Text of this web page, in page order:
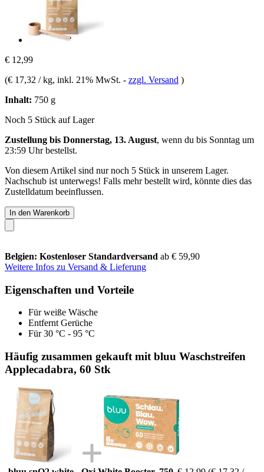
€ 12,99
(€ 17,32 / kg, inkl. 21% MwSt. - zzgl. Versand )
Inhalt: 750 g
Noch 5 Stück auf Lager
Zustellung bis Donnerstag, 13. August, wenn du bis Sonntag um
23:59 Uhrbestellst.
Von diesem Artikel sind nur noch 5 Stück in unserem Lager.
Nachschub ist unterwegs! Falls mehr bestellt wird, könnte dies das
Zustelldatum beeinflussen.
In den Warenkorb
Belgien: Kostenloser Standardversand ab € 59,90
Weitere Infos zu Versand & Lieferung
Eigenschaften und Vorteile
Für weiße Wäsche
Entfernt Gerüche
Für 30 °C - 95 °C
Häufig zusammen gekauft mit bluu Waschstreifen
Applecadabra, 60 Stk